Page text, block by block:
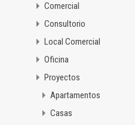
Comercial
Consultorio
Local Comercial
Oficina
Proyectos
Apartamentos
Casas